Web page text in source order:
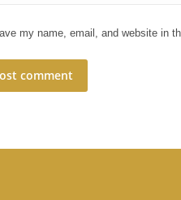
my name, email, and website in
comment